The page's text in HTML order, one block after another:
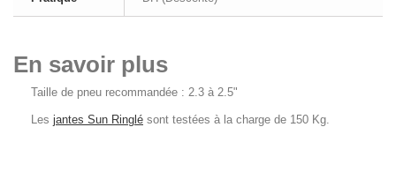
En savoir plus
Taille de pneu recommandée : 2.3 à 2.5"
Les jantes Sun Ringlé sont testées à la charge de 150 Kg.